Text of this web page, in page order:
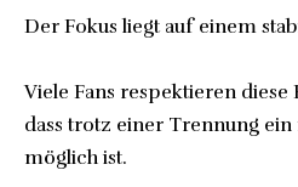
Der Fokus liegt auf einem
Viele Fans respektieren diese
dass trotz einer Trennung
möglich ist.